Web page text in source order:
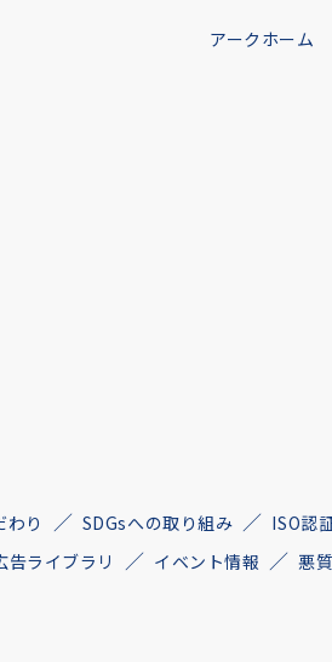
アークホーム
わり SDGsへの取り組み ISO認
告ライブラリ イベント情報 悪